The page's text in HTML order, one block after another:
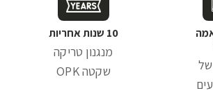
של
10 שנות אחריות
מנגנון טריקה
שקטה OPK